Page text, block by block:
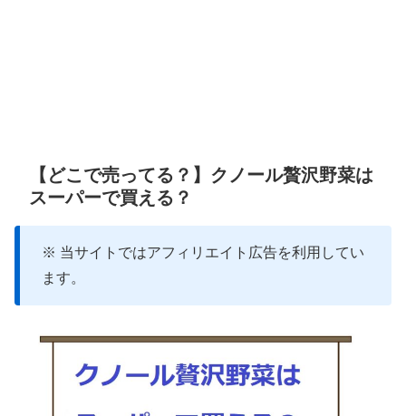
【どこで売ってる？】クノール贅沢野菜は
スーパーで買える？
※ 当サイトではアフィリエイト広告を利用してい
ます。